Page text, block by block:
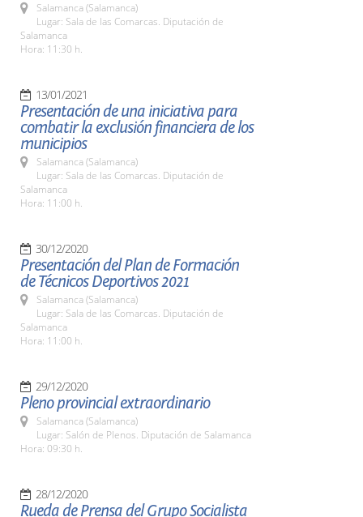
Salamanca (Salamanca)
Lugar: Sala de las Comarcas. Diputación de
Salamanca
Hora: 11:30 h.
13/01/2021
Presentación de una iniciativa para
combatir la exclusión financiera de los
municipios
Salamanca (Salamanca)
Lugar: Sala de las Comarcas. Diputación de
Salamanca
Hora: 11:00 h.
30/12/2020
Presentación del Plan de Formación
de Técnicos Deportivos 2021
Salamanca (Salamanca)
Lugar: Sala de las Comarcas. Diputación de
Salamanca
Hora: 11:00 h.
29/12/2020
Pleno provincial extraordinario
Salamanca (Salamanca)
Lugar: Salón de Plenos. Diputación de Salamanca
Hora: 09:30 h.
28/12/2020
Rueda de Prensa del Grupo Socialista